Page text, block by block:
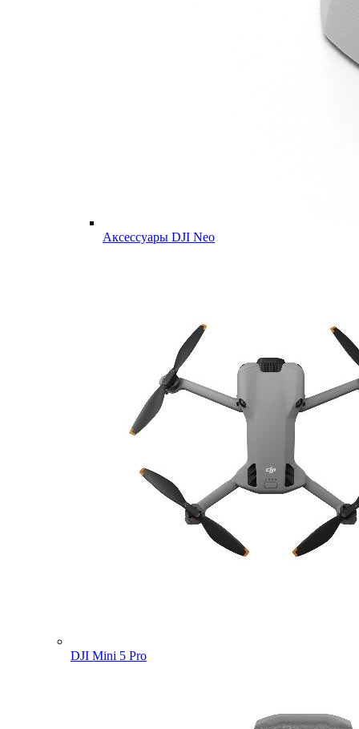
Аксессуары DJI Neo
DJI Mini 5 Pro